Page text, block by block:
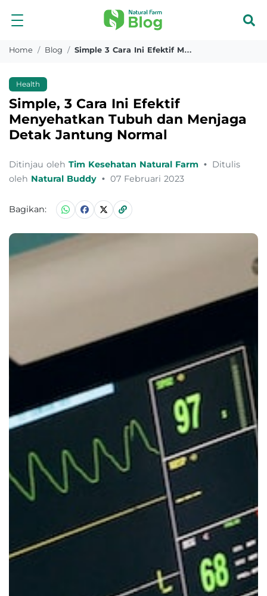
Home Blog Simple 3 Cara Ini Efektif Menyehatkan Tubuh Dan Menjaga Detak Jantung Normal
Health
Simple, 3 Cara Ini Efektif
Menyehatkan Tubuh dan Menjaga
Detak Jantung Normal
Ditinjau oleh Tim Kesehatan Natural Farm • Ditulis
oleh Natural Buddy • 07 Februari 2023
Bagikan: